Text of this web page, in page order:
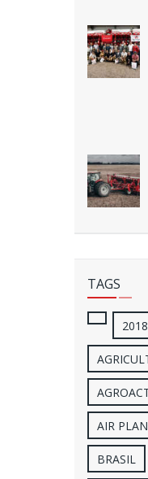
TAGS
2018
AIR
BRASIL